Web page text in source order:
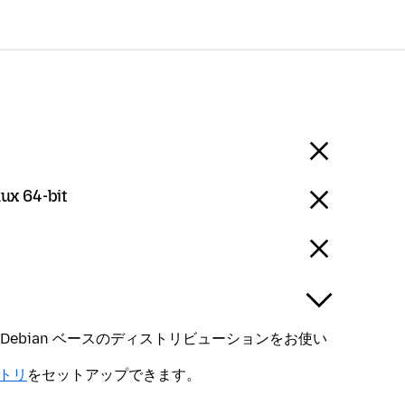
64-bit
ベースのディストリビューションをお使い
リ をセットアップできます。